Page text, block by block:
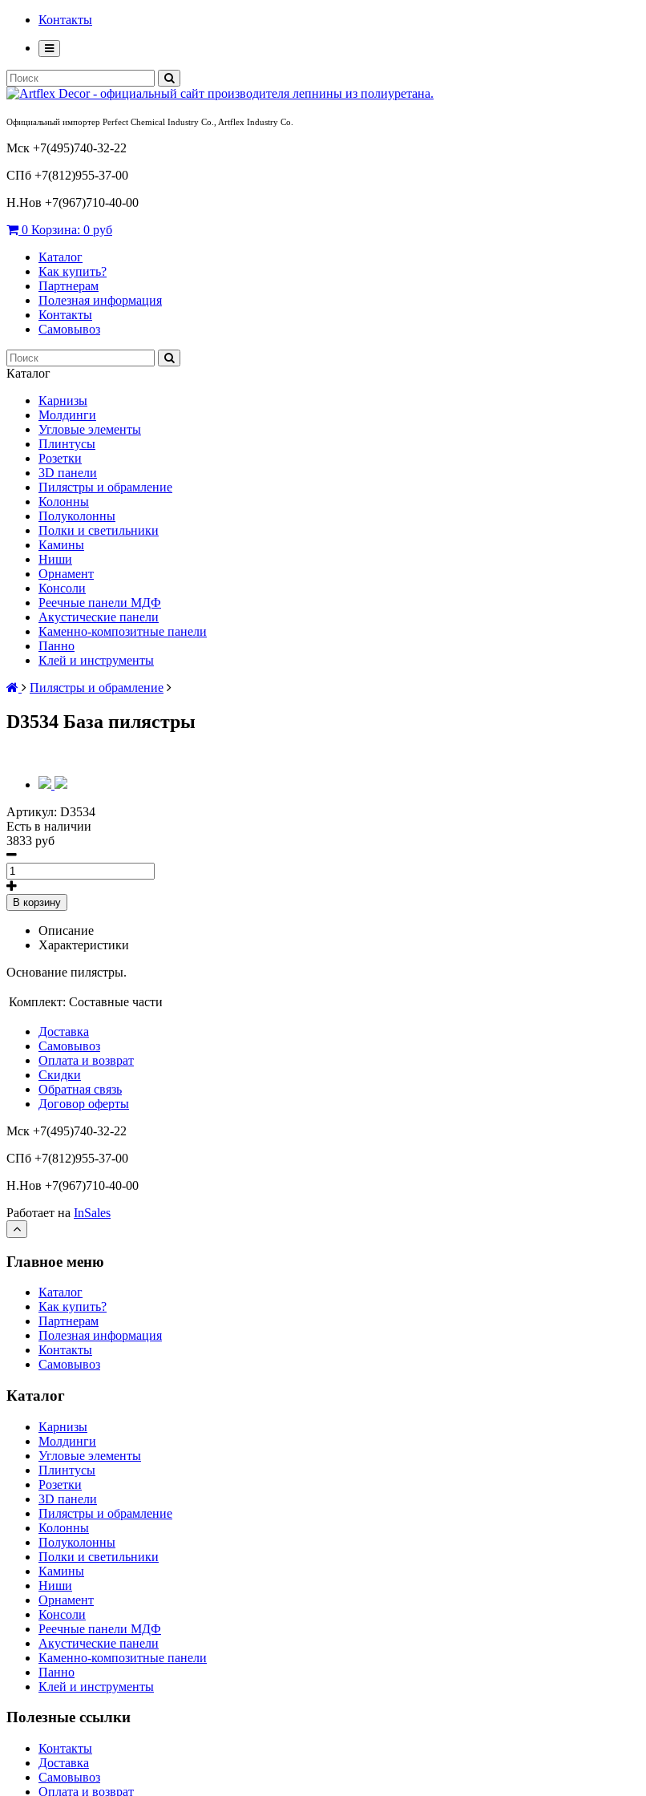
Контакты
Официальный импортер Perfect Chemical Industry Co., Artflex Industry Co.
Мск +7(495)740-32-22
СПб +7(812)955-37-00
Н.Нов +7(967)710-40-00
0 Корзина: 0 руб
Каталог
Как купить?
Партнерам
Полезная информация
Контакты
Самовывоз
Каталог
Карнизы
Молдинги
Угловые элементы
Плинтусы
Розетки
3D панели
Пилястры и обрамление
Колонны
Полуколонны
Полки и светильники
Камины
Ниши
Орнамент
Консоли
Реечные панели МДФ
Акустические панели
Каменно-композитные панели
Панно
Клей и инструменты
Пилястры и обрамление
D3534 База пилястры
Артикул: D3534
Есть в наличии
3833 руб
В корзину
Описание
Характеристики
Основание пилястры.
Комплект: Составные части
Доставка
Самовывоз
Оплата и возврат
Скидки
Обратная связь
Договор оферты
Мск +7(495)740-32-22
СПб +7(812)955-37-00
Н.Нов +7(967)710-40-00
Работает на InSales
Главное меню
Каталог
Как купить?
Партнерам
Полезная информация
Контакты
Самовывоз
Каталог
Карнизы
Молдинги
Угловые элементы
Плинтусы
Розетки
3D панели
Пилястры и обрамление
Колонны
Полуколонны
Полки и светильники
Камины
Ниши
Орнамент
Консоли
Реечные панели МДФ
Акустические панели
Каменно-композитные панели
Панно
Клей и инструменты
Полезные ссылки
Контакты
Доставка
Самовывоз
Оплата и возврат